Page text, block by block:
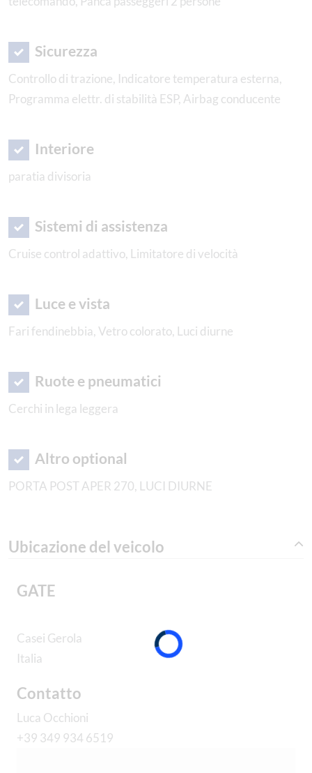
Sicurezza
Controllo di trazione, Indicatore temperatura esterna,
Programma elettr. di stabilità ESP, Airbag conducente
Interiore
paratia divisoria
Sistemi di assistenza
Cruise control adattivo, Limitatore di velocità
Luce e vista
Fari fendinebbia, Vetro colorato, Luci diurne
Ruote e pneumatici
Cerchi in lega leggera
Altro optional
PORTA POST APER 270, LUCI DIURNE
Ubicazione del veicolo
GATE
Casei Gerola
Italia
Contatto
Luca Occhioni
+39 349 934 6519